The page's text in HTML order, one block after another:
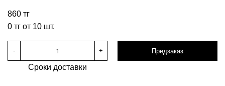
860 тг
0 тг от 10 шт.
- + Предзаказ
Сроки доставки